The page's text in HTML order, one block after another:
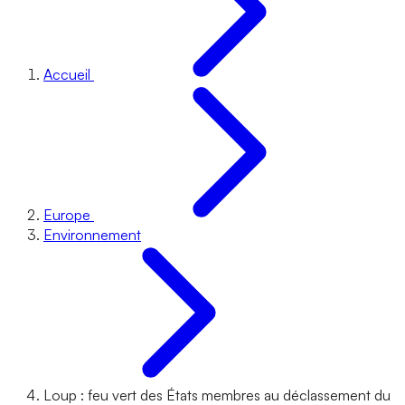
Accueil
Europe
Environnement
Loup : feu vert des États membres au déclassement du